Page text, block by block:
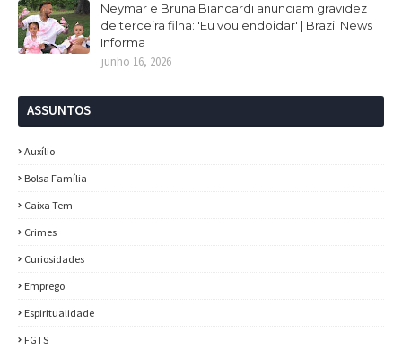
Neymar e Bruna Biancardi anunciam gravidez
de terceira filha: 'Eu vou endoidar' | Brazil News
Informa
junho 16, 2026
ASSUNTOS
Auxílio
Bolsa Família
Caixa Tem
Crimes
Curiosidades
Emprego
Espiritualidade
FGTS